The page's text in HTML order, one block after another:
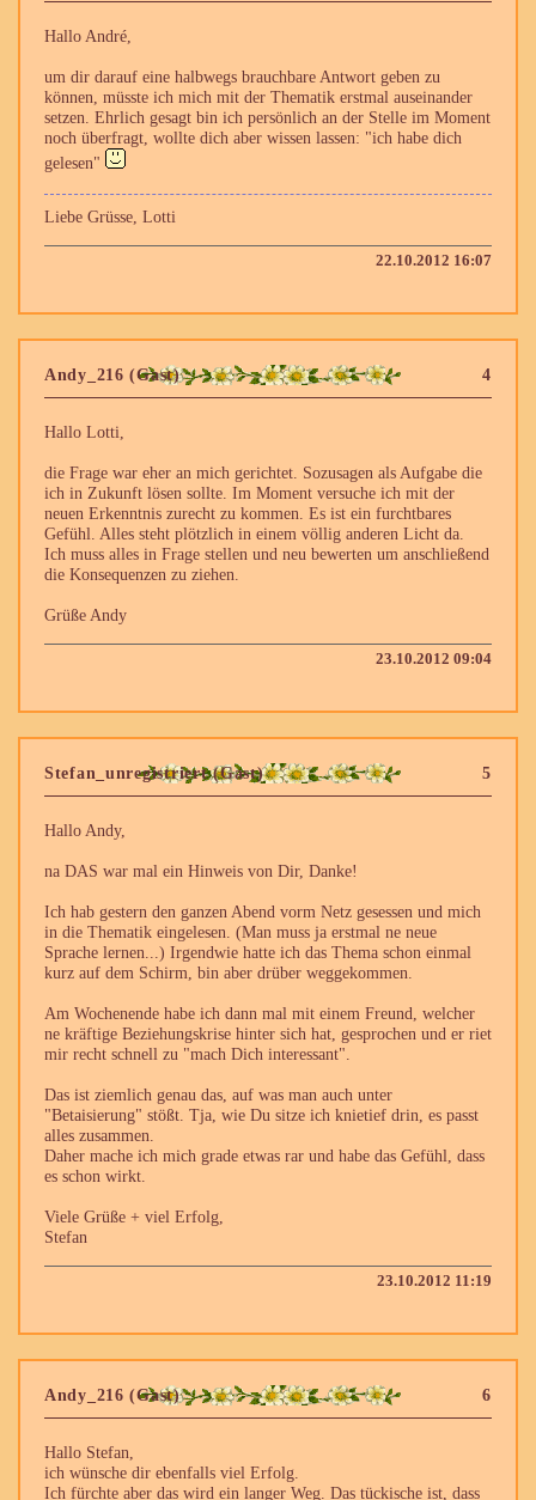
Hallo André,
um dir darauf eine halbwegs brauchbare Antwort geben zu
können, müsste ich mich mit der Thematik erstmal auseinander
setzen. Ehrlich gesagt bin ich persönlich an der Stelle im Moment
noch überfragt, wollte dich aber wissen lassen: "ich habe dich
gelesen"
Liebe Grüsse, Lotti
22.10.2012 16:07
4
Andy_216 (Gast)
Hallo Lotti,
die Frage war eher an mich gerichtet. Sozusagen als Aufgabe die
ich in Zukunft lösen sollte. Im Moment versuche ich mit der
neuen Erkenntnis zurecht zu kommen. Es ist ein furchtbares
Gefühl. Alles steht plötzlich in einem völlig anderen Licht da.
Ich muss alles in Frage stellen und neu bewerten um anschließend
die Konsequenzen zu ziehen.
Grüße Andy
23.10.2012 09:04
5
Stefan_unregistriert (Gast)
Hallo Andy,
na DAS war mal ein Hinweis von Dir, Danke!
Ich hab gestern den ganzen Abend vorm Netz gesessen und mich
in die Thematik eingelesen. (Man muss ja erstmal ne neue
Sprache lernen...) Irgendwie hatte ich das Thema schon einmal
kurz auf dem Schirm, bin aber drüber weggekommen.
Am Wochenende habe ich dann mal mit einem Freund, welcher
ne kräftige Beziehungskrise hinter sich hat, gesprochen und er riet
mir recht schnell zu "mach Dich interessant".
Das ist ziemlich genau das, auf was man auch unter
"Betaisierung" stößt. Tja, wie Du sitze ich knietief drin, es passt
alles zusammen.
Daher mache ich mich grade etwas rar und habe das Gefühl, dass
es schon wirkt.
Viele Grüße + viel Erfolg,
Stefan
23.10.2012 11:19
6
Andy_216 (Gast)
Hallo Stefan,
ich wünsche dir ebenfalls viel Erfolg.
Ich fürchte aber das wird ein langer Weg. Das tückische ist, dass